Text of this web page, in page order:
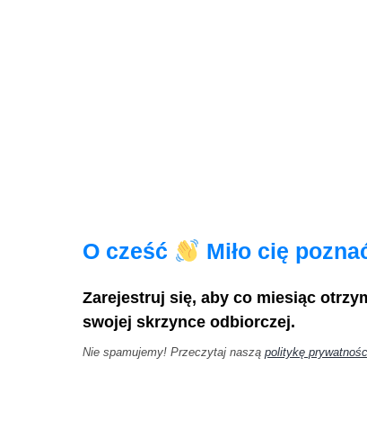
O cześć Miło cię
Zarejestruj się, aby co miesiąc
swojej skrzynce odbiorczej.
Nie spamujemy! Przeczytaj nasząpolitykę